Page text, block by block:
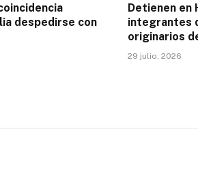
despedirse con
Detienen en
integrantes
originarios
29 julio, 2026